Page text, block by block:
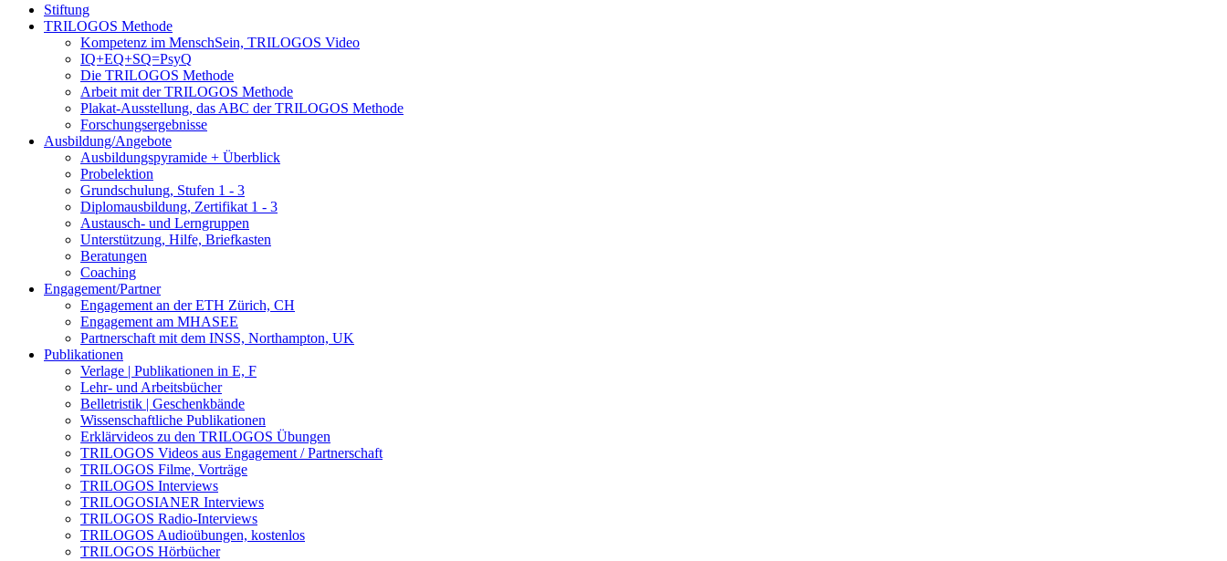
Stiftung
TRILOGOS Methode
Kompetenz im MenschSein, TRILOGOS Video
IQ+EQ+SQ=PsyQ
Die TRILOGOS Methode
Arbeit mit der TRILOGOS Methode
Plakat-Ausstellung, das ABC der TRILOGOS Methode
Forschungsergebnisse
Ausbildung/Angebote
Ausbildungspyramide + Überblick
Probelektion
Grundschulung, Stufen 1 - 3
Diplomausbildung, Zertifikat 1 - 3
Austausch- und Lerngruppen
Unterstützung, Hilfe, Briefkasten
Beratungen
Coaching
Engagement/Partner
Engagement an der ETH Zürich, CH
Engagement am MHASEE
Partnerschaft mit dem INSS, Northampton, UK
Publikationen
Verlage | Publikationen in E, F
Lehr- und Arbeitsbücher
Belletristik | Geschenkbände
Wissenschaftliche Publikationen
Erklärvideos zu den TRILOGOS Übungen
TRILOGOS Videos aus Engagement / Partnerschaft
TRILOGOS Filme, Vorträge
TRILOGOS Interviews
TRILOGOSIANER Interviews
TRILOGOS Radio-Interviews
TRILOGOS Audioübungen, kostenlos
TRILOGOS Hörbücher